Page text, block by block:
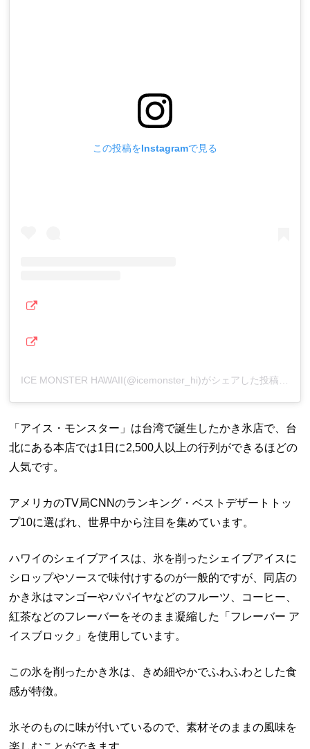
この投稿をInstagramで見る
ICE MONSTER HAWAII(@icemonster_hi)がシェアした投稿
「アイス・モンスター」は台湾で誕生したかき氷店で、台
北にある本店では1 日に2,500人以上の行列ができるほどの
人気です。
アメリカのTV局CNNのランキング・ベストデザートトッ
プ10に選ばれ、世界中から注目を集めています。
ハワイのシェイブアイスは、氷を削ったシェイブアイスに
シロップやソースで味付けするのが一般的ですが、同店の
かき氷はマンゴーやパパイヤなどのフルーツ、コーヒー、
紅茶などのフレーバーをそのまま凝縮した「フレーバー ア
イスブロック」を使用しています。
この氷を削ったかき氷は、きめ細やかでふわふわとした食
感が特徴。
氷そのものに味が付いているので、素材そのままの風味を